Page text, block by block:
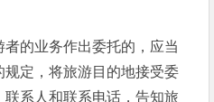
的业务作出委托的，应当
定，将旅游目的地接受委
系人和联系电话，告知旅